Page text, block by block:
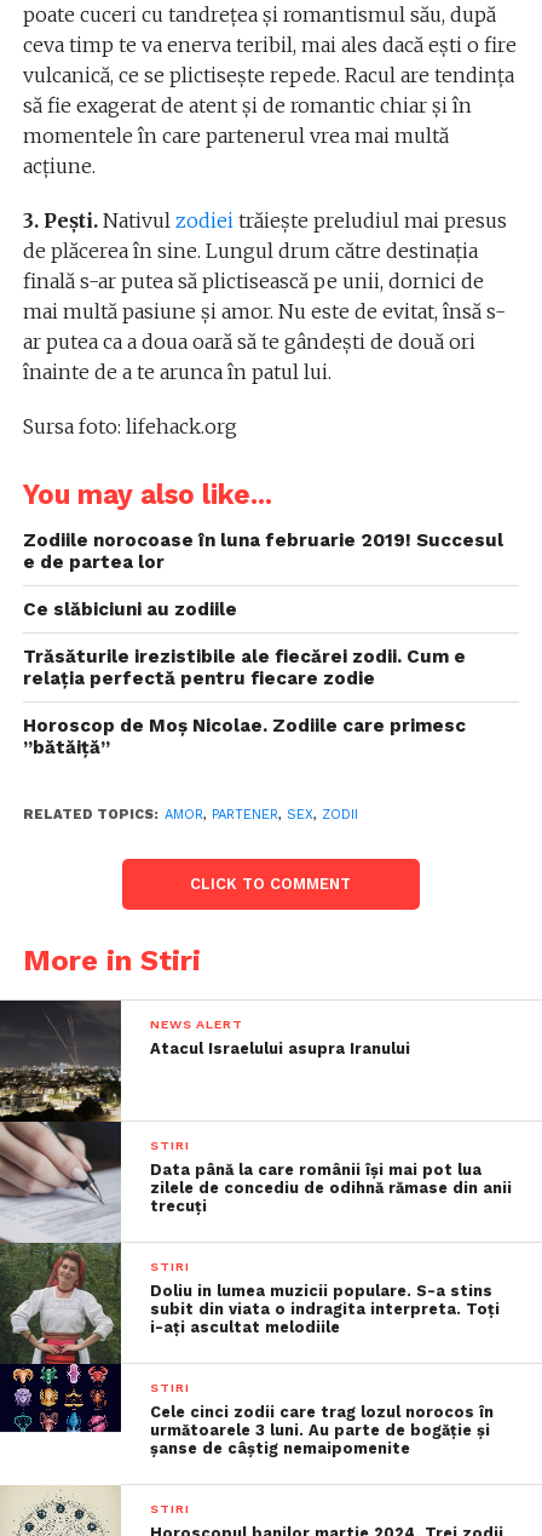
poate cuceri cu tandrețea și romantismul său, după
ceva timp te va enerva teribil, mai ales dacă ești o fire
vulcanică, ce se plictisește repede. Racul are tendința
să fie exagerat de atent și de romantic chiar și în
momentele în care partenerul vrea mai multă
acțiune.
3. Pești.Nativul zodieitrăiește preludiul mai presus
de plăcerea în sine. Lungul drum către destinația
finală s-ar putea să plictisească pe unii, dornici de
mai multă pasiune și amor. Nu este de evitat, însă s-
ar putea ca a doua oară să te gândești de două ori
înainte de a te arunca în patul lui.
Sursa foto: lifehack.org
You may also like...
Zodiile norocoase în luna februarie 2019! Succesul
e de partea lor
Ce slăbiciuni au zodiile
Trăsăturile irezistibile ale fiecărei zodii. Cum e
relaţia perfectă pentru fiecare zodie
Horoscop de Moș Nicolae. Zodiile care primesc
”bătăiță”
RELATED TOPICS: AMOR, PARTENER, SEX, ZODII
CLICK TO COMMENT
More in Stiri
NEWS ALERT
Atacul Israelului asupra Iranului
STIRI
Data până la care românii îşi mai pot lua
zilele de concediu de odihnă rămase din anii
trecuţi
STIRI
Doliu in lumea muzicii populare. S-a stins
subit din viata o indragita interpreta. Toți
i-ați ascultat melodiile
STIRI
Cele cinci zodii care trag lozul norocos în
următoarele 3 luni. Au parte de bogăție și
șanse de câștig nemaipomenite
STIRI